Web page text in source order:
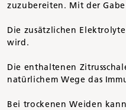
zuzubereiten. Mit der
Die zusätzlichen
wird.
Die enthaltenen
natürlichem Wege das
Bei trockenen Weiden